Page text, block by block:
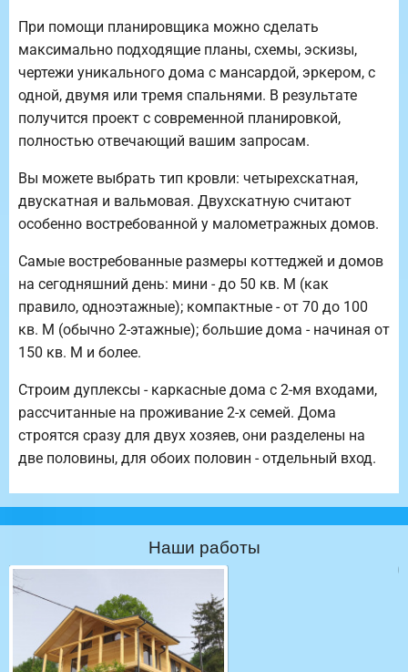
При помощи планировщика можно сделать
максимально подходящие планы, схемы, эскизы,
чертежи уникального дома с мансардой, эркером, с
одной, двумя или тремя спальнями. В результате
получится проект с современной планировкой,
полностью отвечающий вашим запросам.
Вы можете выбрать тип кровли: четырехскатная,
двускатная и вальмовая. Двухскатную считают
особенно востребованной у малометражных домов.
Самые востребованные размеры коттеджей и домов
на сегодняшний день: мини - до 50 кв. М (как
правило, одноэтажные); компактные - от 70 до 100
кв. М (обычно 2-этажные); большие дома - начиная от
150 кв. М и более.
Строим дуплексы - каркасные дома с 2-мя входами,
рассчитанные на проживание 2-х семей. Дома
строятся сразу для двух хозяев, они разделены на
две половины, для обоих половин - отдельный вход.
Наши работы